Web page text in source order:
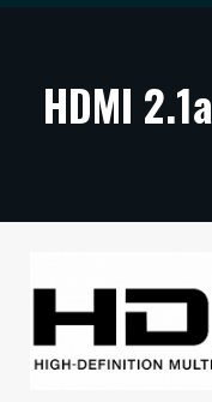
ARTIKKELIT
TECHBBS
HINTA.FI
KAUPPA
HDMI 2.1a